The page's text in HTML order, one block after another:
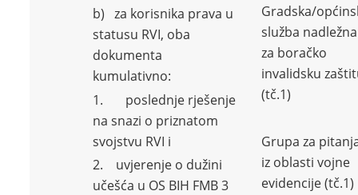
b) za korisnika prava u
statusu RVI, oba
dokumenta
kumulativno:
1. poslednje rješenje
na snazi o priznatom
svojstvu RVI i
2. uvjerenje o dužini
učešća u OS BIH FMB 3
Gradska/
služba nadležna
za boračko
invalidsku
(tč.1)
Grupa za
iz oblasti vojne
evidencije (tč.1)